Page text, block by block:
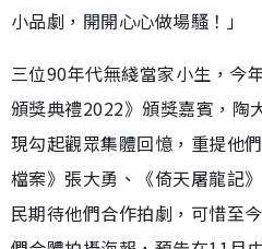
小品劇，開開心心做場騷！」
三位90年代無綫當家小生，今
頒獎典禮2022》頒獎嘉賓，陶
現勾起觀眾集體回憶，重提他
檔案》張大勇、《倚天屠龍記
民期待他們合作拍劇，可惜至